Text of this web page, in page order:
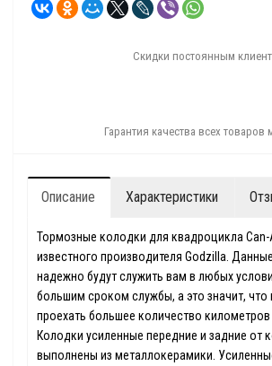
Скидки постоянным
Гарантия качества всех товаров
Описание Характеристики
Тормозные колодки для квадроцикла Can-
известного производителя Godzilla.
надежно будут служить вам в любых
большим сроком службы, а это значит,
проехать большее количество километров
Колодки усиленные передние и задние от
выполнены из металлокерамики.